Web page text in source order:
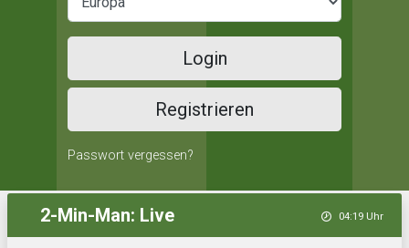
Login
Registrieren
Passwort vergessen?
2-Min-Man: Live 04:19 Uhr